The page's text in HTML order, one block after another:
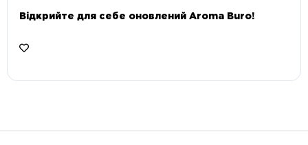
Відкрийте для себе оновлений Aroma Buro! ⠀